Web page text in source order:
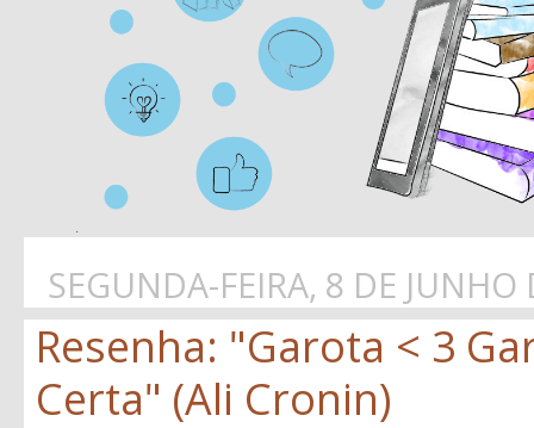
SEGUNDA-FEIRA, 8 DE JUNHO
Resenha: "Garota < 3
Certa" (Ali Cronin)